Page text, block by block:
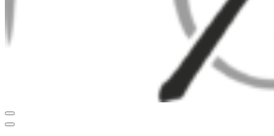
Navigationsmenü
Navigationsmenü